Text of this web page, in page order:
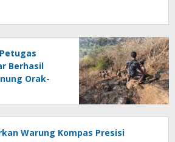
Berhasil
Orak-
Warung Kompas Presisi